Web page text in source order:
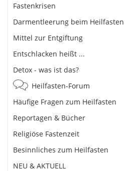
Fastenkrisen
Darmentleerung beim Heilfasten
Mittel zur Entgiftung
Entschlacken heißt ...
Detox - was ist das?
Heilfasten-Forum
Häufige Fragen zum Heilfasten
Reportagen & Bücher
Religiöse Fastenzeit
Besinnliches zum Heilfasten
NEU & AKTUELL